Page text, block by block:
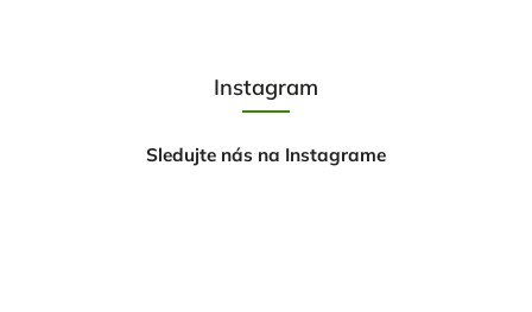
Instagram
Sledujte nás na Instagrame